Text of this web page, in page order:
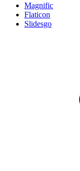
Magnific
Flaticon
Slidesgo